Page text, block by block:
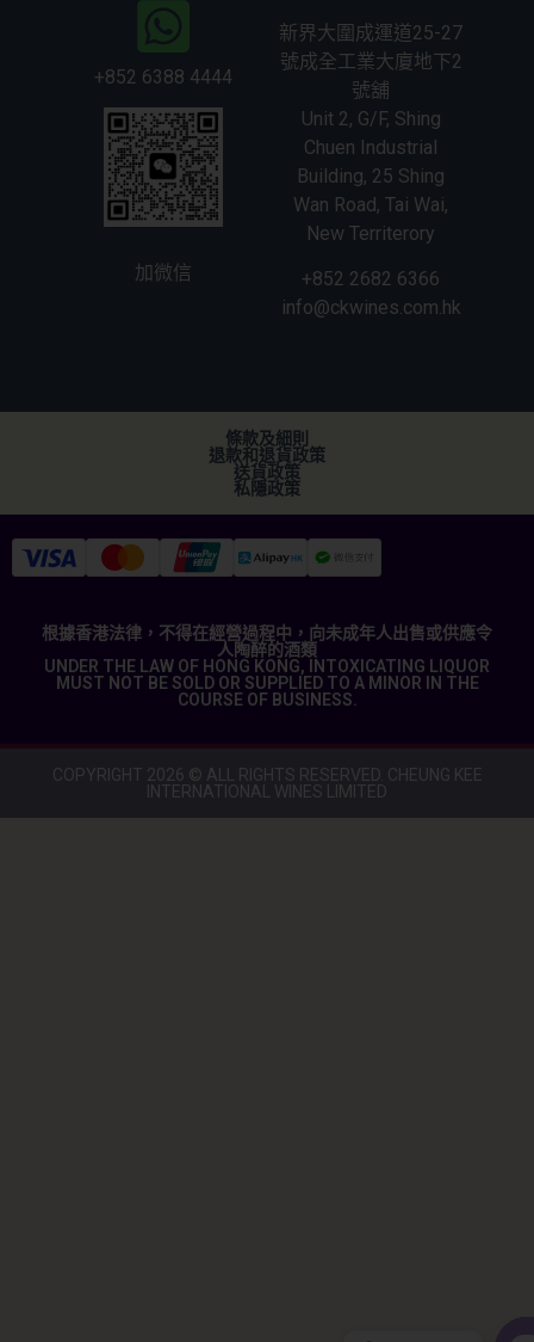
+852 6388 4444
加微信
新界大圍成運道25-27
號成全工業大廈地下2
號舖
Unit 2, G/F, Shing
Chuen Industrial
Building, 25 Shing
Wan Road, Tai Wai,
New Territerory
+852 2682 6366
info@ckwines.com.hk
條款及細則
退款和退貨政策
送貨政策
私隱政策
根據香港法律，不得在經營過程中，向未成年人出售或供應令
人陶醉的酒類
UNDER THE LAW OF HONG KONG, INTOXICATING LIQUOR
MUST NOT BE SOLD OR SUPPLIED TO A MINOR IN THE
COURSE OF BUSINESS.
COPYRIGHT 2026 © ALL RIGHTS RESERVED. CHEUNG KEE
INTERNATIONAL WINES LIMITED